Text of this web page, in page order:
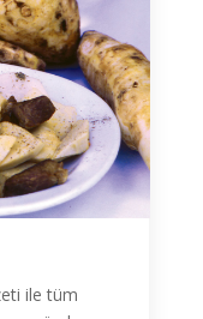
ile tüm